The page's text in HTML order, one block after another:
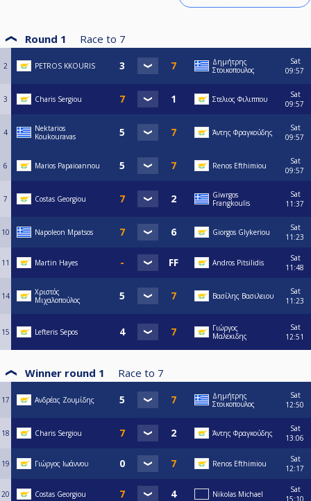
Round 1 Race to 7
2 PETROS KKOURIS
Δημήτρης
Στοικοπουλος
Sat
09:57
3 Charis Sergiou Στελιος Φιλιππου
Sat
09:57
4
Nektarios
Koukouravas
Άντης Φραγκούδης
Sat
09:57
6 Marios Papaioannou Renos Efthimiou
Sat
09:57
7 Costas Georgiou
Giwrgos
Frangkoulis
Sat
11:37
10 Napoleon Mpatsos Giorgos Glykeriou
Sat
11:23
11 Martin Hayes Andros Pitsilidis
Sat
11:48
14
Χριστός
Μιχαλοπούλος
Βασίλης Βασιλειου
Sat
11:23
15 Lefteris Sepos
Γιώργος
Μαλεκιδης
Sat
12:51
Winner round 1 Race to 7
17 Ανδρέας Ζουμίδης
Δημήτρης
Στοικοπουλος
Sat
12:50
18 Charis Sergiou Άντης Φραγκούδης
Sat
13:06
19 Γιώργος Ιωάννου Renos Efthimiou
Sat
12:17
20 Costas Georgiou Nikolas Michael
Sat